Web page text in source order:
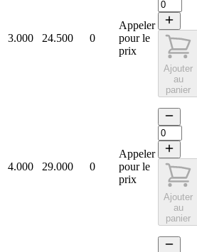
3.000 24.500 0
Appeler
pour le
prix
Ajouter
au
panier
4.000 29.000 0
Appeler
pour le
prix
Ajouter
au
panier